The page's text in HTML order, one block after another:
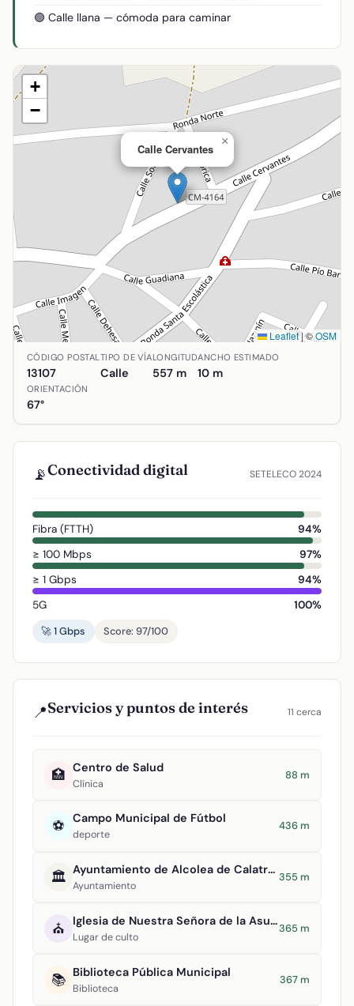
🟢 Calle llana — cómoda para caminar
Calle Cervantes
×
+
−
Leaflet|©OSM
Ubicación de Calle Cervantes en Alcolea de Calatrava,
CÓDIGO POSTAL
13107
TIPO DE VÍA
Calle
LONGITUD
557 m
ANCHO ESTIMADO
10 m
ORIENTACIÓN
67°
📡Conectividad digital SETELECO 2024
Fibra (FTTH)
94%
≥ 100 Mbps
97%
≥ 1 Gbps
94%
5G
100%
🚀 1 Gbps
Score: 97/100
📍Servicios y puntos de interés 11 cerca
🏥 Centro de Salud
Clínica
88 m
⚽ Campo Municipal de Fútbol
deporte
436 m
🏛️ Ayuntamiento de Alcolea de Calatrava
Ayuntamiento
355 m
⛪ Iglesia de Nuestra Señora de la Asunción
Lugar de culto
365 m
📚 Biblioteca Pública Municipal
Biblioteca
367 m